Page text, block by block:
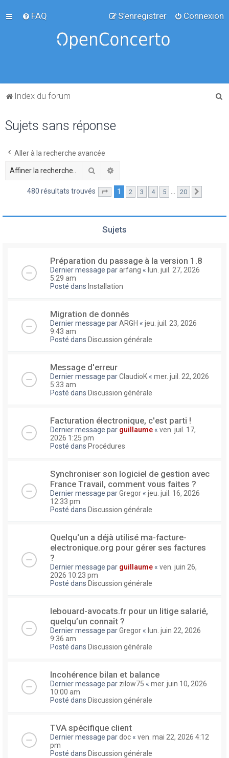
FAQ Connexion
S’enregistrer
Index du forum
Sujets sans réponse
Aller à la recherche avancée
Rechercher
480 résultats trouvés Page sur20
1 2 3 4 5 … 20
Sujets
Préparation du passage à la version 1.8
Dernier message pararfang « lun. juil. 27, 2026
5:29 am
Posté dans Installation
Migration de donnés
Dernier message parARGH « jeu. juil. 23, 2026
9:43 am
Posté dans Discussion générale
Message d'erreur
Dernier message parClaudioK « mer. juil. 22, 2026
5:33 am
Posté dans Discussion générale
Facturation électronique, c'est parti !
Dernier message par guillaume « ven. juil. 17,
2026 1:25 pm
Posté dans Procédures
Synchroniser son logiciel de gestion avec
France Travail, comment vous faites ?
Dernier message parGregor « jeu. juil. 16, 2026
12:33 pm
Posté dans Discussion générale
Quelqu'un a déjà utilisé ma-facture-
electronique.org pour gérer ses factures
?
Dernier message par guillaume « ven. juin 26,
2026 10:23 pm
Posté dans Discussion générale
lebouard-avocats.fr pour un litige salarié,
quelqu’un connaît ?
Dernier message parGregor « lun. juin 22, 2026
9:36 am
Posté dans Discussion générale
Incohérence bilan et balance
Dernier message par zilow75 « mer. juin 10, 2026
10:00 am
Posté dans Discussion générale
TVA spécifique client
Dernier message pardoc « ven. mai 22, 2026 4:12
pm
Posté dans Discussion générale